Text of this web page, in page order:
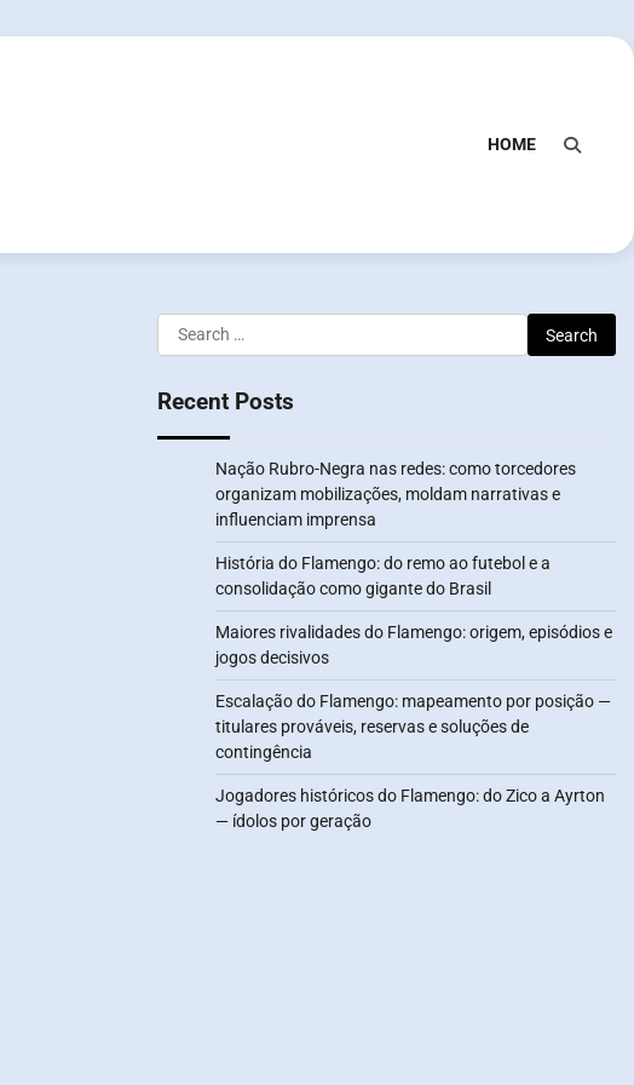
HOME
Search
for:
Recent Posts
Nação Rubro-Negra nas redes: como torcedores
organizam mobilizações, moldam narrativas e
influenciam imprensa
História do Flamengo: do remo ao futebol e a
consolidação como gigante do Brasil
Maiores rivalidades do Flamengo: origem, episódios e
jogos decisivos
Escalação do Flamengo: mapeamento por posição —
titulares prováveis, reservas e soluções de
contingência
Jogadores históricos do Flamengo: do Zico a Ayrton
— ídolos por geração